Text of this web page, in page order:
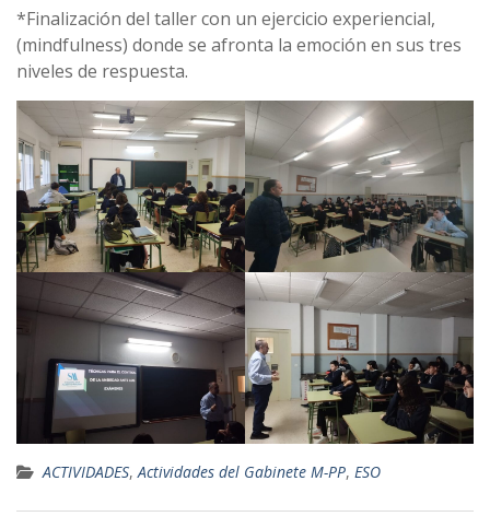
*Finalización del taller con un ejercicio experiencial,
(mindfulness) donde se afronta la emoción en sus tres
niveles de respuesta.
ACTIVIDADES,Actividades del Gabinete M-PP, ESO